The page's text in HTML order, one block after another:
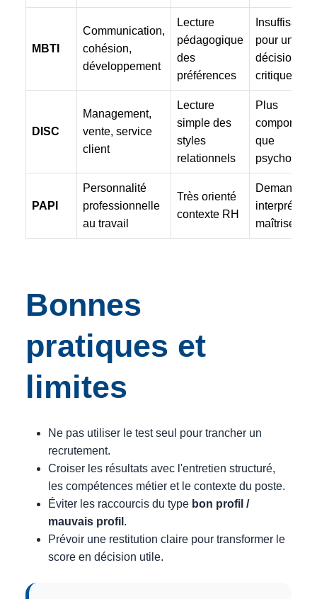
MBTI
Communication,
cohésion,
développement
Lecture
pédagogique
des
préférences
Insuffisant
pour une
décision
critique
DISC
Management,
vente, service
client
Lecture
simple des
styles
relationnels
Plus
que
PAPI
Personnalité
professionnelle
au travail
Très orienté
contexte RH
Demande
maîtrisée
Bonnes
pratiques et
limites
Ne pas utiliser le test seul pour trancher un
recrutement.
Croiser les résultats avec l'entretien structuré,
les compétences métier et le contexte du poste.
Éviter les raccourcis du type bon profil /
mauvais profil .
Prévoir une restitution claire pour transformer le
score en décision utile.